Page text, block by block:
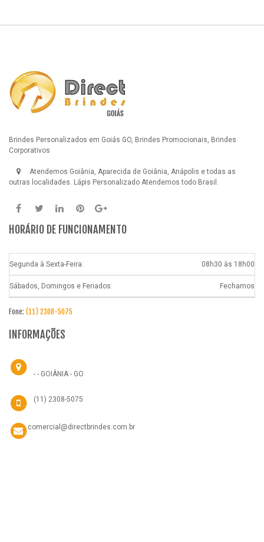
Brindes Personalizados em Goiás GO, Brindes Promocionais, Brindes
Corporativos
Atendemos Goiânia, Aparecida de Goiânia, Anápolis e todas as
outras localidades. Lápis Personalizado Atendemos todo Brasil.
HORÁRIO DE FUNCIONAMENTO
Segunda à Sexta-Feira: 08h30 às 18h00
Sábados, Domingos e Feriados: Fechamos
Fone: (11) 2308-5075
INFORMAÇÕES
- - GOIÂNIA - GO
(11) 2308-5075
comercial@directbrindes.com.br